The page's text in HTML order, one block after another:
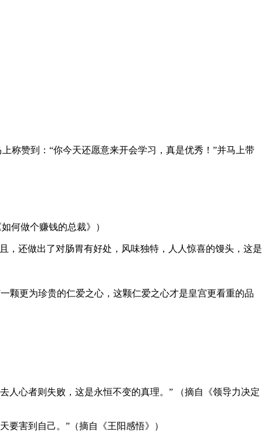
称赞到：“你今天还愿意来开会学习，真是优秀！”并马上带
何做个赚钱的总裁》）
，还做出了对肠胃有好处，风味独特，人人惊喜的馒头，这是
更为珍贵的仁爱之心，这颗仁爱之心才是皇宫更看重的品
心者则失败，这是永恒不变的真理。” （摘自《领导力决定
害到自己。”（摘自《王阳感悟》）